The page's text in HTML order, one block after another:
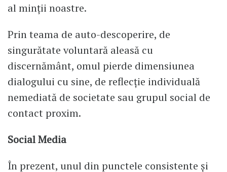
al minții noastre.
Prin teama de auto-descoperire, de
singurătate voluntară aleasă cu
discernământ, omul pierde dimensiunea
dialogului cu sine, de reflecție individuală
nemediată de societate sau grupul social de
contact proxim.
Social Media
În prezent, unul din punctele consistente și